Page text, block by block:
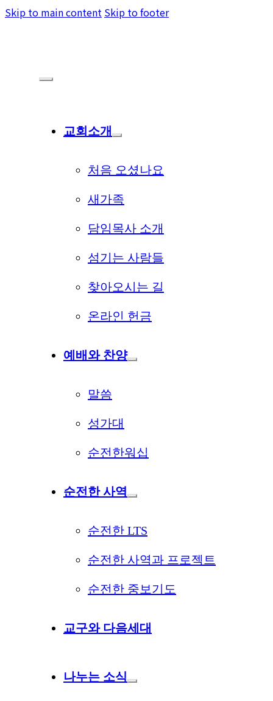
Skip to main content Skip to footer
교회소개
처음 오셨나요
새가족
담임목사 소개
섬기는 사람들
찾아오시는 길
온라인 헌금
예배와 찬양
말씀
성가대
순전한워십
순전한 사역
순전한 LTS
순전한 사역과 프로젝트
순전한 중보기도
교구와 다음세대
나누는 소식